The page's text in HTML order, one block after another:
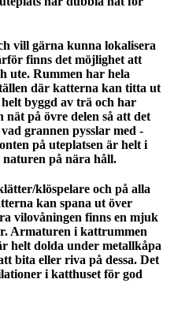
vill gärna kunna lokalisera
finns det möjlighet att
ute. Rummen har hela
där katterna kan titta ut
byggd av trä och har
nät på övre delen så att det
grannen pysslar med -
på uteplatsen är helt i
på nära håll.
klöspelare och på alla
kan spana ut över
vilovåningen finns en mjuk
Armaturen i kattrummen
helt dolda under metallkåpa
bita eller riva på dessa. Det
i katthuset för god